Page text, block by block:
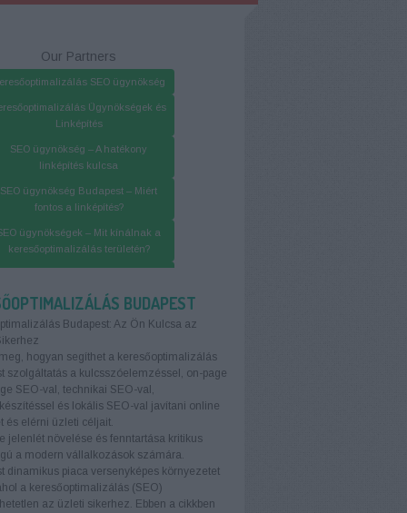
Our Partners
SEO ügynökség
Ügynökségek és
Linképítés
SEO ügynökség – A hatékony
linképítés kulcsa
SEO ügynökség Budapest – Miért
fontos a linképítés?
ügynökségek – Mit kínálnak a
keresőoptimalizálás területén?
BUDAPEST
Budapest: Az Ön Kulcsa az
hogyan segíthet a keresőoptimalizálás
szolgáltatás a kulcsszóelemzéssel, on-page
SEO-val, technikai SEO-val,
és lokális SEO-val javítani online
és elérni üzleti céljait.
jelenlét növelése és fenntartása kritikus
a modern vállalkozások számára.
dinamikus piaca versenyképes környezetet
a keresőoptimalizálás (SEO)
az üzleti sikerhez. Ebben a cikkben